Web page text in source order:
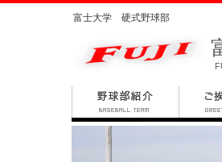
富士大学 硬式野球部